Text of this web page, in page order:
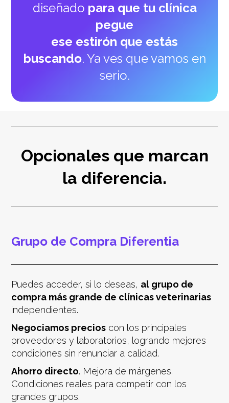
diseñado para que tu clínica
pegue
ese estirón que estás
buscando. Ya ves que vamos en
serio.
Opcionalesque marcan
la diferencia.
Grupo de Compra Diferentia
Puedes acceder, si lo deseas, al grupo de
compra más grande de clínicas veterinarias
independientes.
Negociamos precios con los principales
proveedores y laboratorios, logrando mejores
condiciones sin renunciar a calidad.
Ahorro directo. Mejora de márgenes.
Condiciones reales para competir con los
grandes grupos.